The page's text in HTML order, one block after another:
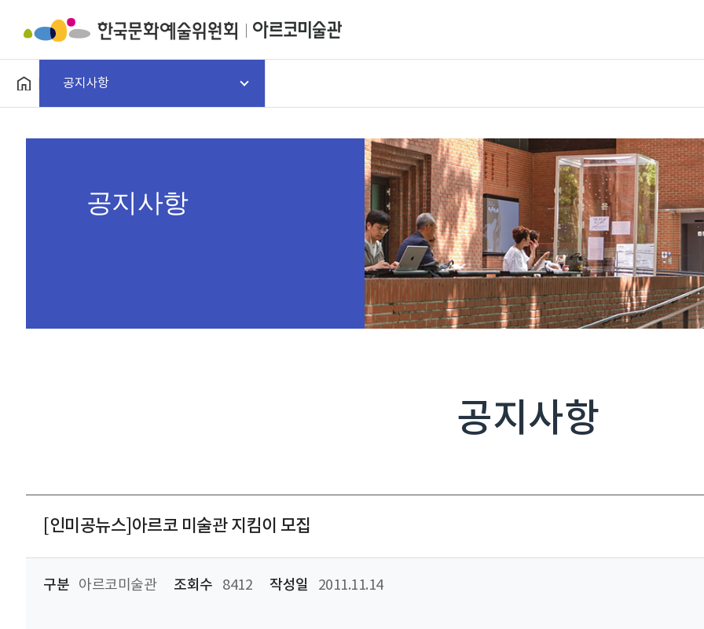
공지사항
공지사항
공지사항
[인미공뉴스]아르코 미술관 지킴이 모집
구분 아르코미술관 조회수 8412 작성일 2011.11.14